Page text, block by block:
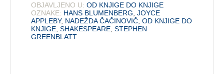
OBJAVLJENO U: OD KNJIGE DO KNJIGE
OZNAKE: HANS BLUMENBERG ,JOYCE
APPLEBY, NADEŽDA ČAČINOVIČ ,OD KNJIGE DO
KNJIGE ,SHAKESPEARE ,STEPHEN
GREENBLATT